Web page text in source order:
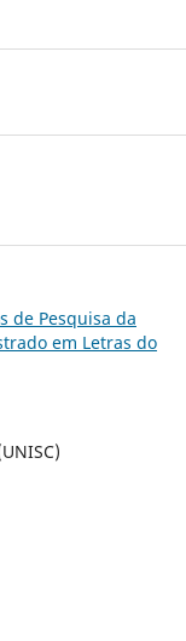
de Pesquisa da
em Letras do